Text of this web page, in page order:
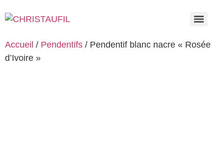
Accueil / Pendentifs / Pendentif blanc nacre « Rosée
d’Ivoire »